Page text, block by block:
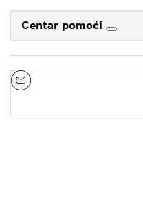
Centar pomoći